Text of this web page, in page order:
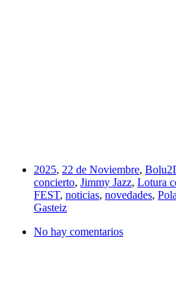
2025, 22 de Noviembre,
concierto, Jimmy Jazz, Lotura
FEST, noticias, novedades,
Gasteiz
No hay comentarios